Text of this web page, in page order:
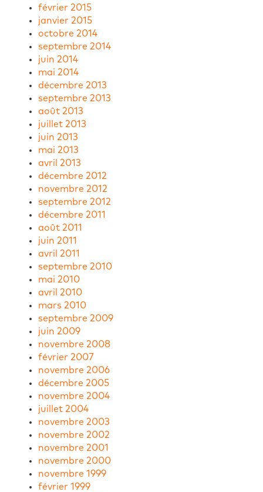
février 2015
janvier 2015
octobre 2014
septembre 2014
juin 2014
mai 2014
décembre 2013
septembre 2013
août 2013
juillet 2013
juin 2013
mai 2013
avril 2013
décembre 2012
novembre 2012
septembre 2012
décembre 2011
août 2011
juin 2011
avril 2011
septembre 2010
mai 2010
avril 2010
mars 2010
septembre 2009
juin 2009
novembre 2008
février 2007
novembre 2006
décembre 2005
novembre 2004
juillet 2004
novembre 2003
novembre 2002
novembre 2001
novembre 2000
novembre 1999
février 1999